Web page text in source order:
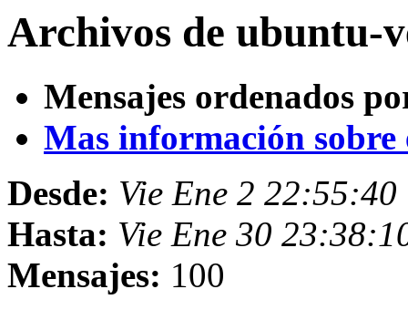
Archivos de ubuntu-
Mensajes ordenados
Mas información sobre
Desde: Vie Ene 2
Hasta: Vie Ene 30
Mensajes: 100